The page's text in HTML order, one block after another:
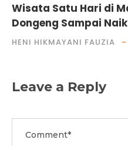
Wisata Satu Hari di
Dongeng Sampai
HENI HIKMAYANI FAUZIA
Leave a Reply